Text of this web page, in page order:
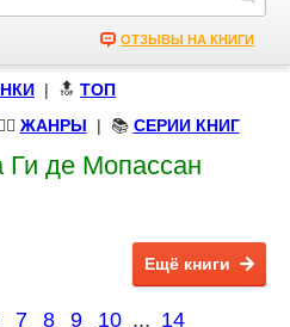
ОТЗЫВЫ НА КНИГИ
| 🔝 ТОП
ЖАНРЫ | 📚 СЕРИИ КНИГ
Ги де Мопассан
Ещё книги
7 8 9 10 ... 14